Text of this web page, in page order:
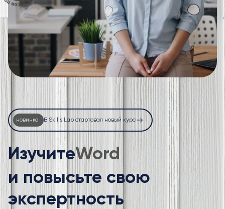
новинка В Skills Lab стартовал новый курс
ИзучитеExcel
и повысьте свою
экспертность